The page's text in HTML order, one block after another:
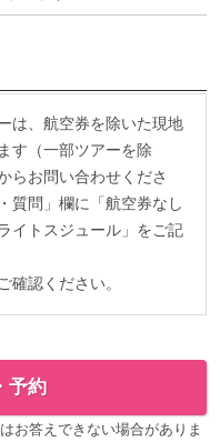
は、航空券を除いた現地
す（一部ツアーを除
らお問い合わせくださ
質問」欄に「航空券なし
イトスジュール」をご記
確認ください。
予約
お答えできない場合がありま